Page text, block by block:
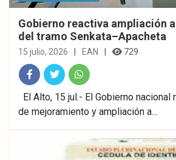
Gobierno reactiva ampliación
del tramo Senkata–Apacheta
15 julio, 2026 EAN 729
Fac
ebo
Twitt
er
What
sAp
El Alto, 15 jul.- El Gobierno
de mejoramiento y ampliación a…